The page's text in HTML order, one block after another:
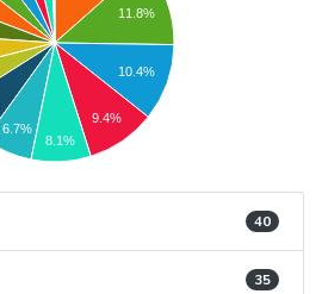
11.8%
10.4%
9.4%
6.7%
8.1%
40
35